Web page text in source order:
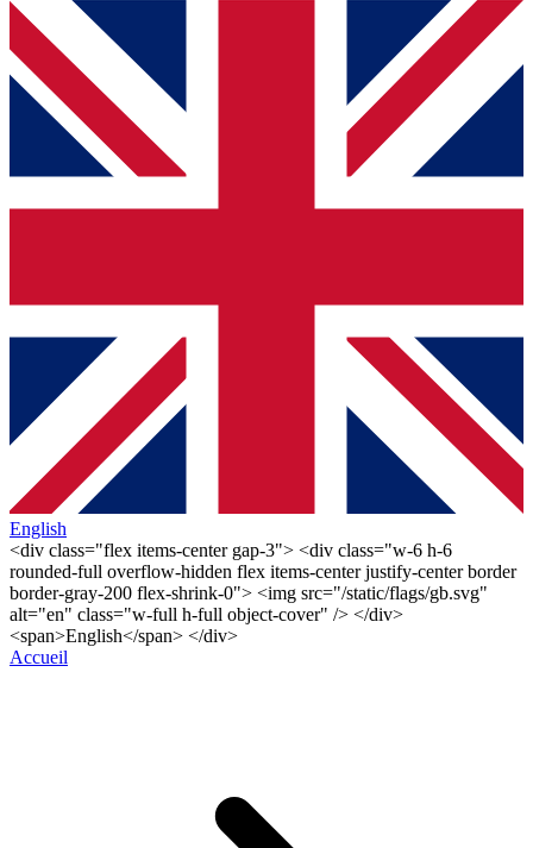
English
<div class="flex items-center gap-3"> <div class="w-6 h-6
rounded-full overflow-hidden flex items-center justify-center border
border-gray-200 flex-shrink-0"> <img src="/static/flags/gb.svg"
alt="en" class="w-full h-full object-cover" /> </div>
<span>English</span> </div>
Accueil